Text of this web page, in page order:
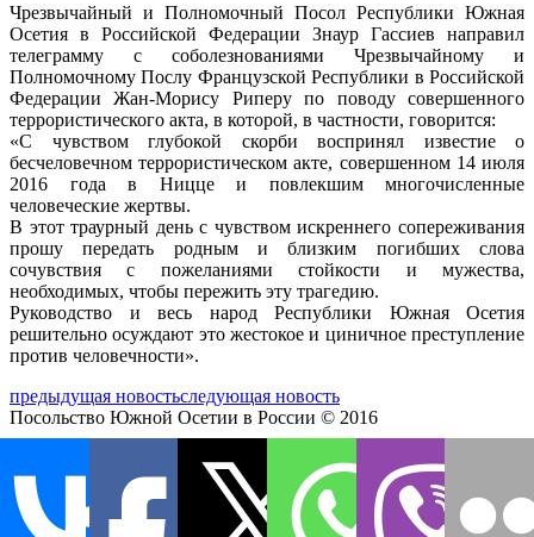
Чрезвычайный и Полномочный Посол Республики Южная
Осетия в Российской Федерации Знаур Гассиев направил
телеграмму с соболезнованиями Чрезвычайному и
Полномочному Послу Французской Республики в Российской
Федерации Жан-Морису Риперу по поводу совершенного
террористического акта, в которой, в частности, говорится:
«С чувством глубокой скорби воспринял известие о
бесчеловечном террористическом акте, совершенном 14 июля
2016 года в Ницце и повлекшим многочисленные
человеческие жертвы.
В этот траурный день с чувством искреннего сопереживания
прошу передать родным и близким погибших слова
сочувствия с пожеланиями стойкости и мужества,
необходимых, чтобы пережить эту трагедию.
Руководство и весь народ Республики Южная Осетия
решительно осуждают это жестокое и циничное преступление
против человечности».
предыдущая новостьследующая новость
Посольство Южной Осетии в России © 2016